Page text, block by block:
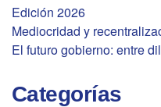
Edición 2026
Mediocridad y
El futuro gobierno: entre
Categorías